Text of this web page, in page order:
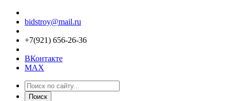
bidstroy@mail.ru
+7(921) 656-26-36
ВКонтакте
MAX
Поиск